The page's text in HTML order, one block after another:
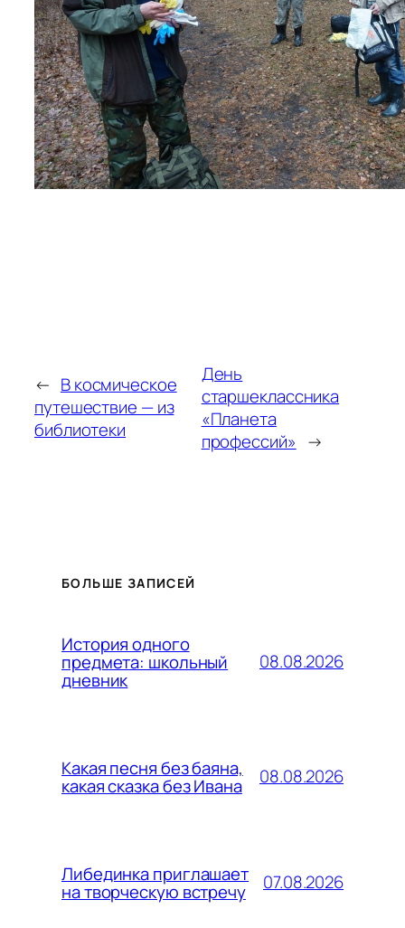
← В космическое
путешествие — из
библиотеки
День
старшеклассника
«Планета
профессий» →
БОЛЬШЕ ЗАПИСЕЙ
История одного
предмета: школьный
дневник
08.08.2026
Какая песня без баяна,
какая сказка без Ивана 08.08.2026
Либединка приглашает
на творческую встречу 07.08.2026